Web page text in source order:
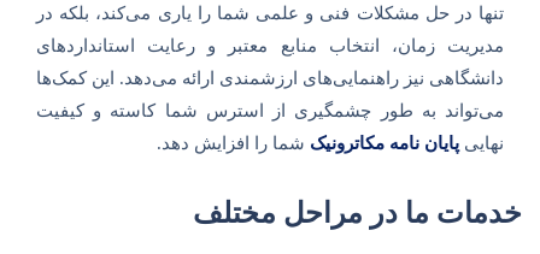
تنها در حل مشکلات فنی و علمی شما را یاری می‌کند، بلکه در
مدیریت زمان، انتخاب منابع معتبر و رعایت استانداردهای
دانشگاهی نیز راهنمایی‌های ارزشمندی ارائه می‌دهد. این کمک‌ها
می‌تواند به طور چشمگیری از استرس شما کاسته و کیفیت
نهایی پایان نامه مکاترونیک شما را افزایش دهد.
خدمات ما در مراحل مختلف